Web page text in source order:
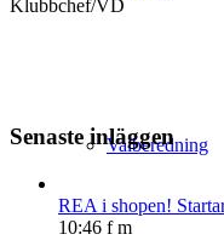
Valberedning
Klubbchef/VD
Senaste inläggen
REA i shopen!
10:46 f m